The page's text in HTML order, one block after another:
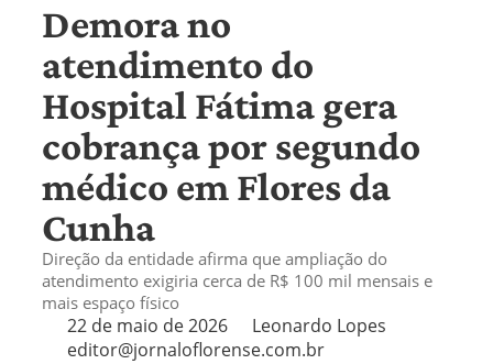
Demora no
atendimento do
Hospital Fátima gera
cobrança por segundo
médico em Flores da
Cunha
Direção da entidade afirma que ampliação do
atendimento exigiria cerca de R$ 100 mil mensais e
mais espaço físico
22 de maio de 2026
Leonardo Lopes
editor@jornaloflorense.com.br